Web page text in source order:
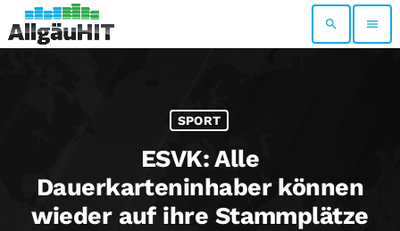
search menu
SPORT
ESVK: Alle
Dauerkarteninhaber können
wieder auf ihre Stammplätze